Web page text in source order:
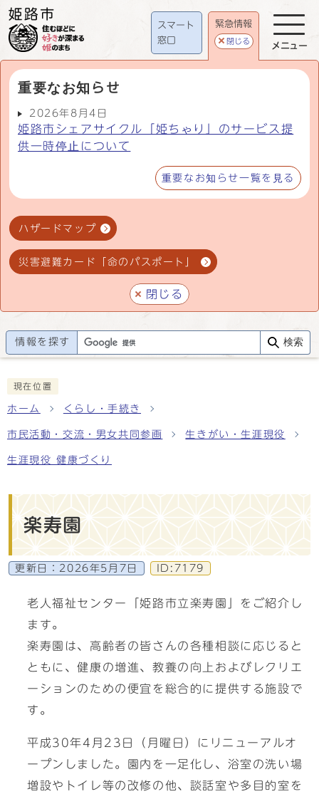
スマート
窓口
緊急情報
閉じる
重要なお知らせ
2026年8月4日
姫路市シェアサイクル「姫ちゃり」のサービス提
供一時停止について
重要なお知らせ一覧を見る
ハザードマップ
災害避難カード「命のパスポート」
閉じる
メニュー
情報を探す 検索
現在位置
ホーム くらし・手続き
市民活動・交流・男女共同参画 生きがい・生涯現役
生涯現役 健康づくり
楽寿園
更新日： 2026年5月7日 ID:7179
老人福祉センター「姫路市立楽寿園」をご紹介し
ます。
楽寿園は、高齢者の皆さんの各種相談に応じると
ともに、健康の増進、教養の向上およびレクリエ
ーションのための便宜を総合的に提供する施設で
す。
平成30年4月23日（月曜日）にリニューアルオ
ープンしました。園内を一足化し、浴室の洗い場
増設やトイレ等の改修の他、談話室や多目的室を